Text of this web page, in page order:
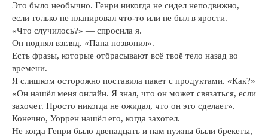
Это было необычно. Генри никогда не сидел неподвижно,
если только не планировал что-то или не был в ярости.
«Что случилось?» — спросила я.
Он поднял взгляд. «Папа позвонил».
Есть фразы, которые отбрасывают всё твоё тело назад во
времени.
Я слишком осторожно поставила пакет с продуктами. «Как?»
«Он нашёл меня онлайн. Я знал, что он может связаться, если
захочет. Просто никогда не ожидал, что он это сделает».
Конечно, Уоррен нашёл его, когда захотел.
Не когда Генри было двенадцать и нам нужны были брекеты,